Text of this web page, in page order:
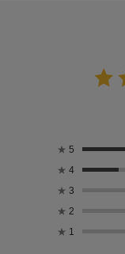
★ 5
★ 4
★ 3
★ 2
★ 1